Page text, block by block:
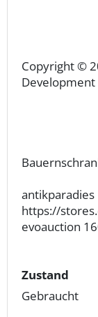
Copyright ©
antikparadies
https://
evoauction
Zustand
Gebraucht